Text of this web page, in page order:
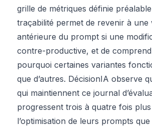
grille de métriques définie
traçabilité permet de revenir à une
antérieure du prompt si une
contre-productive, et de
pourquoi certaines variantes
que d’autres. DécisionIA observe
qui maintiennent ce journal
progressent trois à quatre fois
l’optimisation de leurs prompts